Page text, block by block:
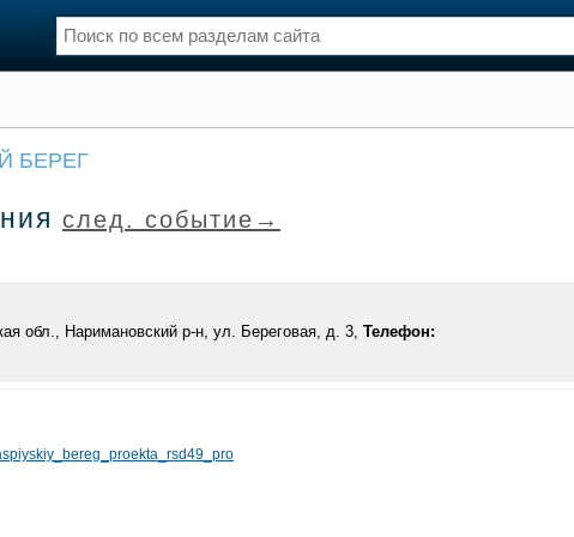
и семинары
Флот
Отзывы
БЕРЕГ
след. событие→
обл., Наримановский р-н, ул. Береговая, д. 3, Телефон: